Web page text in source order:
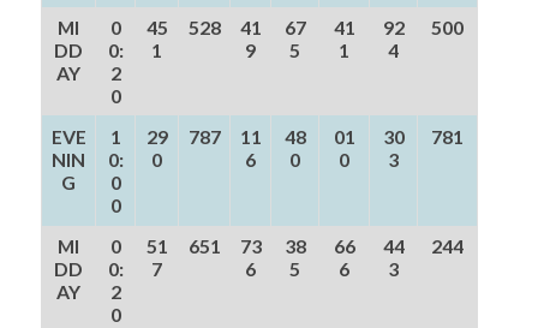
MI
DD
AY
0
0:
2
0
45
1
528
41
9
67
5
41
1
92
4
500
EVE
NIN
G
1
0:
0
0
29
0
787
11
6
48
0
01
0
30
3
781
MI
DD
AY
0
0:
2
0
51
7
651
73
6
38
5
66
6
44
3
244